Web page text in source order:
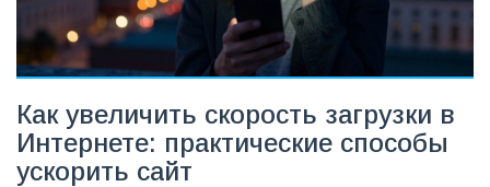
Как увеличить скорость загрузки в
Интернете: практические способы
ускорить сайт